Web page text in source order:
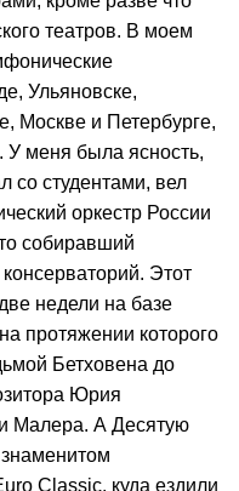
театров. В моем
Ульяновске,
Москве и Петербурге,
У меня была ясность,
со студентами, вел
оркестр России
собиравший
Этот
недели на базе
протяжении которого
Бетховена до
Юрия
Малера. А Десятую
Classic, куда ездили